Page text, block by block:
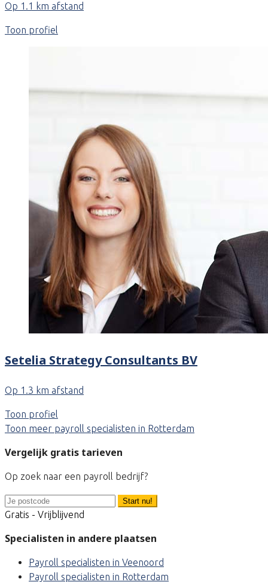
Op 1.1 km afstand
Toon profiel
Setelia Strategy Consultants BV
Op 1.3 km afstand
Toon profiel
Toon meer payroll specialisten in Rotterdam
Vergelijk gratis tarieven
Op zoek naar een payroll bedrijf?
Start nu!
Gratis - Vrijblijvend
Specialisten in andere plaatsen
Payroll specialisten in Veenoord
Payroll specialisten in Rotterdam